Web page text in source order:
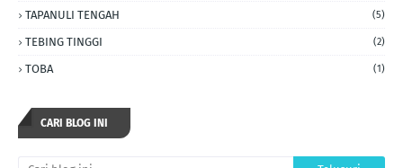
TAPANULI TENGAH (5)
TEBING TINGGI (2)
TOBA (1)
CARI BLOG INI